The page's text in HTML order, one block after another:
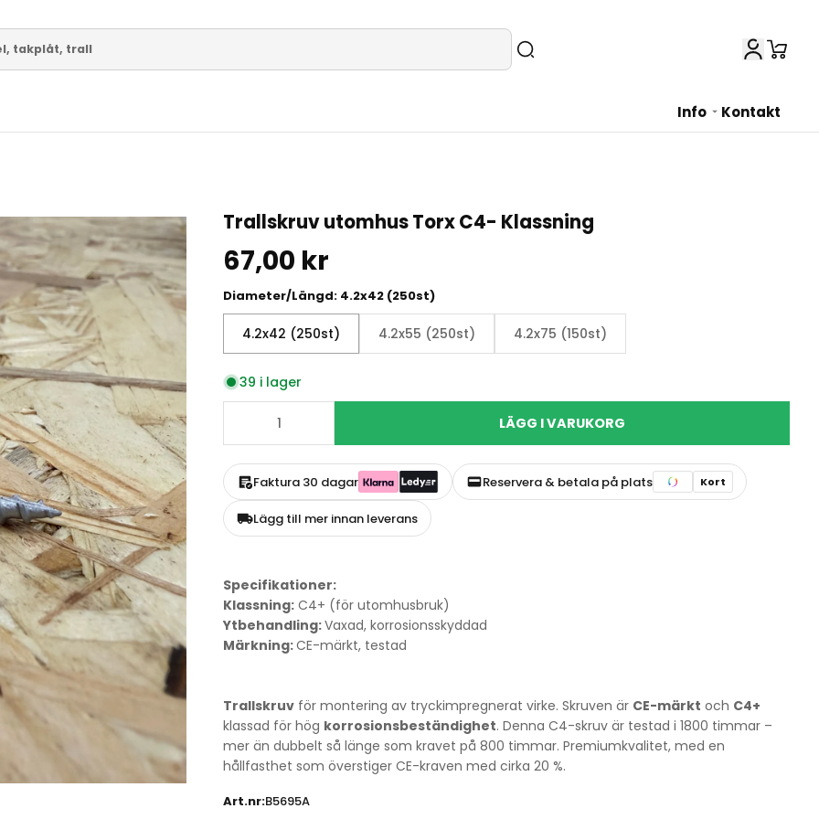
Info Kontakt
Trallskruv utomhus Torx C4- Klassning
67,00 kr
Diameter/Längd: 4.2x42 (250st)
4.2x42 (250st) 4.2x55 (250st) 4.2x75 (150st)
39 i lager
LÄGG I VARUKORG
Faktura 30 dagar Reservera & betala på plats Kort
Lägg till mer innan leverans
Specifikationer:
Klassning: C4+ (för utomhusbruk)
Ytbehandling:Vaxad, korrosionsskyddad
Märkning:CE-märkt, testad
Trallskruv för montering av tryckimpregnerat virke. Skruven är CE-märkt och C4+
klassad för hög korrosionsbeständighet. Denna C4-skruv är testad i 1800 timmar –
mer än dubbelt så länge som kravet på 800 timmar. Premiumkvalitet, med en
hållfasthet som överstiger CE-kraven med cirka 20 %.
Art.nr:B5695A